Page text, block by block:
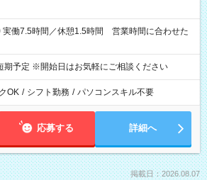
期予定 ※開始日はお気軽にご相談ください
OK / シフト勤務 / パソコンスキル不要
応募する 詳細へ
掲載日：2026.08.07